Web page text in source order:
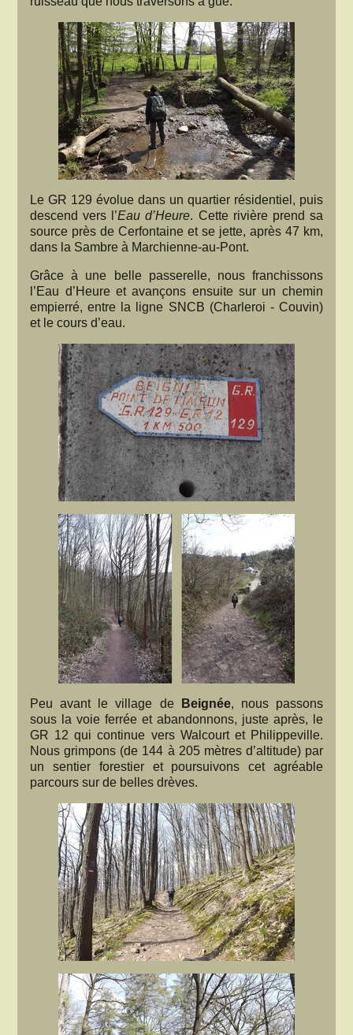
Le GR 129 évolue dans un quartier résidentiel, puis
descend vers l’Eau d’Heure. Cette rivière prend sa
source près de Cerfontaine et se jette, après 47 km,
dans la Sambre à Marchienne-au-Pont.
Grâce à une belle passerelle, nous franchissons
l’Eau d’Heure et avançons ensuite sur un chemin
empierré, entre la ligne SNCB (Charleroi - Couvin)
et le cours d’eau.
Peu avant le village de Beignée, nous passons
sous la voie ferrée et abandonnons, juste après, le
GR 12 qui continue vers Walcourt et Philippeville.
Nous grimpons (de 144 à 205 mètres d’altitude) par
un sentier forestier et poursuivons cet agréable
parcours sur de belles drèves.